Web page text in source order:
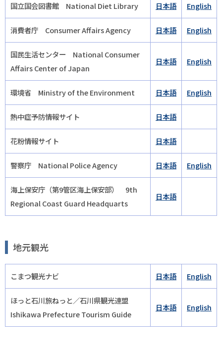
国立国会図書館 National Diet Library 日本語 English
消費者庁 Consumer Affairs Agency 日本語 English
国民生活センター National Consumer
Affairs Center of Japan
日本語 English
環境省 Ministry of the Environment 日本語 English
熱中症予防情報サイト 日本語
花粉情報サイト 日本語
警察庁 National Police Agency 日本語 English
海上保安庁（第9管区海上保安部） 9th
Regional Coast Guard Headquarts
日本語
地元観光
こまつ観光ナビ 日本語 English
ほっと石川旅ねっと／石川県観光連盟
Ishikawa Prefecture Tourism Guide
日本語 English